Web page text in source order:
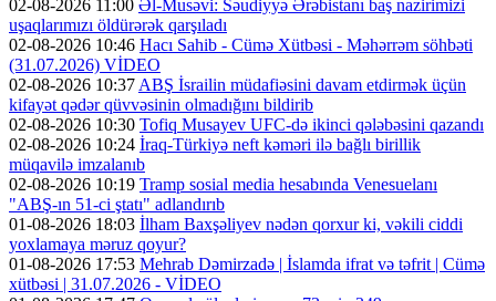
02-08-2026 11:00 Əl-Musəvi: Səudiyyə Ərəbistanı baş nazirimizi
uşaqlarımızı öldürərək qarşıladı
02-08-2026 10:46 Hacı Sahib - Cümə Xütbəsi - Məhərrəm söhbəti
(31.07.2026) VİDEO
02-08-2026 10:37 ABŞ İsrailin müdafiəsini davam etdirmək üçün
kifayət qədər qüvvəsinin olmadığını bildirib
02-08-2026 10:30 Tofiq Musayev UFC-də ikinci qələbəsini qazandı
02-08-2026 10:24 İraq-Türkiyə neft kəməri ilə bağlı birillik
müqavilə imzalanıb
02-08-2026 10:19 Tramp sosial media hesabında Venesuelanı
"ABŞ-ın 51-ci ştatı" adlandırıb
01-08-2026 18:03 İlham Baxşəliyev nədən qorxur ki, vəkili ciddi
yoxlamaya məruz qoyur?
01-08-2026 17:53 Mehrab Dəmirzadə | İslamda ifrat və təfrit | Cümə
xütbəsi | 31.07.2026 - VİDEO